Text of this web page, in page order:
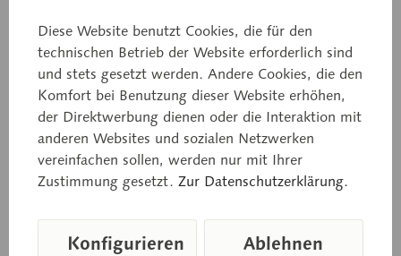
Anodonta cygnea, anatomischer Überblick, rechte
Schalen-, Mantel- und Kiemenhälfte abgetragen,
Fuß rechtsseitig geöffnet. Vergrößerung: 4fach
linear, aus SOMSO-Plast®. Nach Studiendirektor
Christian Groß. Die im Naturpräparat nur sehr
schwer erkennbaren Organsysteme wurden aus
didaktischen Gründen im jeweils notwendigen Maß
in Struktur und Farbe betont bzw. schematisiert.
Auf grünem Sockel. In 5 Teile zerlegbar.
Diese Website benutzt Cookies, die für den
technischen Betrieb der Website erforderlich sind
und stets gesetzt werden. Andere Cookies, die den
Komfort bei Benutzung dieser Website erhöhen,
der Direktwerbung dienen oder die Interaktion mit
anderen Websites und sozialen Netzwerken
vereinfachen sollen, werden nur mit Ihrer
Zustimmung gesetzt. Zur Datenschutzerklärung.
Konfigurieren Ablehnen